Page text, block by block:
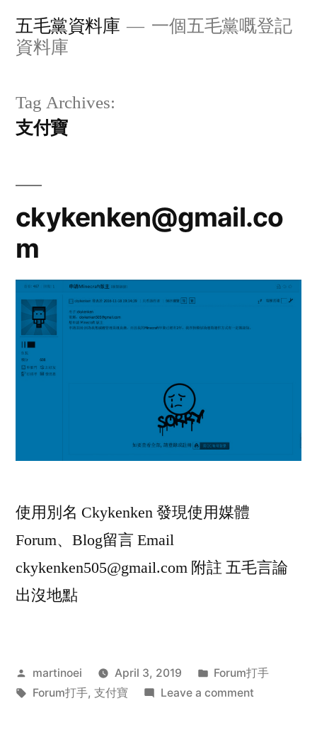
五毛黨資料庫
一個五毛黨嘅登記
資料庫
Tag Archives:
支付寶
ckykenken@gmail.co
m
使用別名 Ckykenken 發現使用媒體
Forum、Blog留言 Email
ckykenken505@gmail.com 附註 五毛言論
出沒地點
Posted
by
martinoei April 3, 2019
Posted
in
Forum打手
Tags:
Forum打手, 支付寶 Leave a commenton